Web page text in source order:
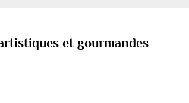
et gourmandes